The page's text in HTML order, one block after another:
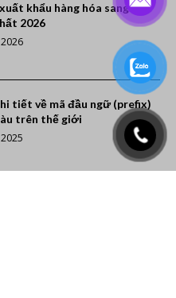
khẩu hàng hóa sang Ai
2026
tiết về mã đầu ngữ (prefix)
trên thế giới